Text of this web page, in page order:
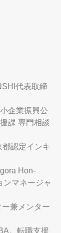
代表取締
企業振興公
課 専門相談
都認定インキ
Hon-
ンマネージャ
ー兼メンター
。転職支援